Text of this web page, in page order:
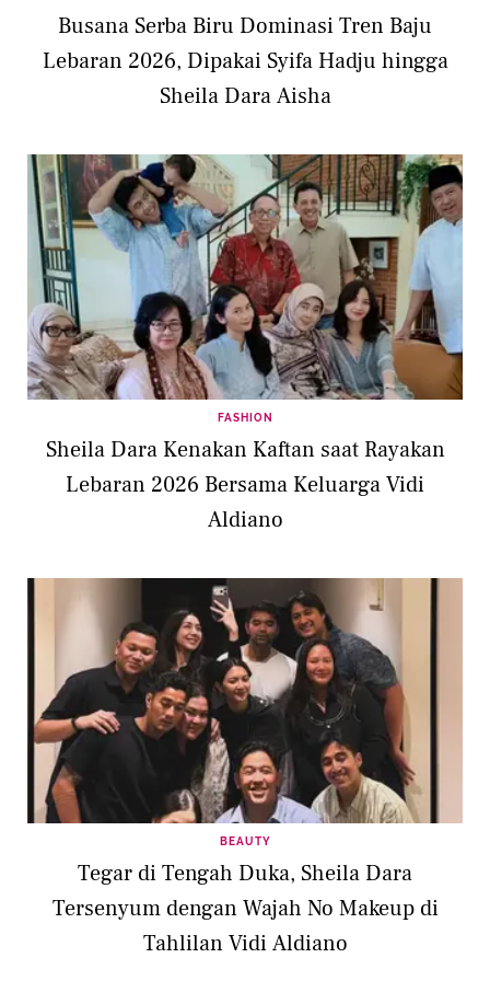
Busana Serba Biru Dominasi Tren Baju
Lebaran 2026, Dipakai Syifa Hadju hingga
Sheila Dara Aisha
FASHION
Sheila Dara Kenakan Kaftan saat Rayakan
Lebaran 2026 Bersama Keluarga Vidi
Aldiano
BEAUTY
Tegar di Tengah Duka, Sheila Dara
Tersenyum dengan Wajah No Makeup di
Tahlilan Vidi Aldiano